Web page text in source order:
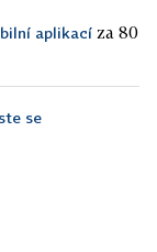
aplikací za 80
se